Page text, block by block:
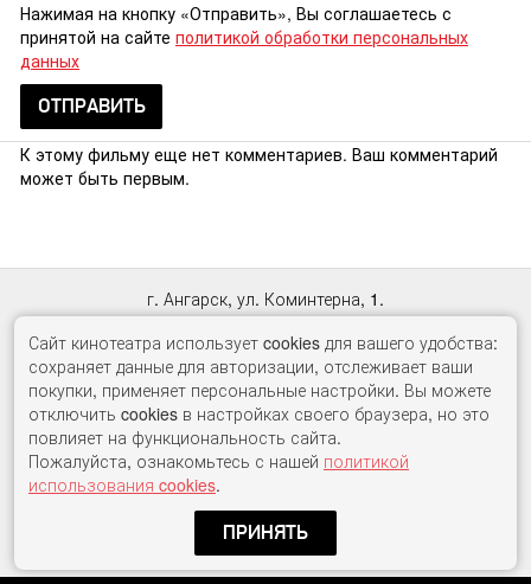
Нажимая на кнопку «Отправить», Вы соглашаетесь с
принятой на сайте политикой обработки персональных
данных
ОТПРАВИТЬ
К этому фильму еще нет комментариев. Ваш комментарий
может быть первым.
г. Ангарск, ул. Коминтерна, 1.
Касса:65-33-98, автоответчик:60-71-10
© ООО «Гудвин Синема»
2017 -2026
Правила онлайн–продаж
Полная версия сайта
Разработка сайта«Nikolas Group»
Сайт кинотеатра использует cookies для вашего удобства:
сохраняет данные для авторизации, отслеживает ваши
покупки, применяет персональные настройки. Вы можете
отключить cookies в настройках своего браузера, но это
повлияет на функциональность сайта.
Пожалуйста, ознакомьтесь с нашей политикой
использования cookies.
ПРИНЯТЬ